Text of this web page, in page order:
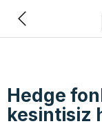
Hedge
kesintisiz